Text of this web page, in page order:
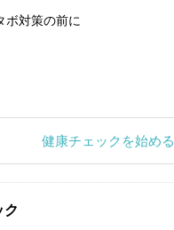
ボ対策の前に
健康チェックを始める
ク